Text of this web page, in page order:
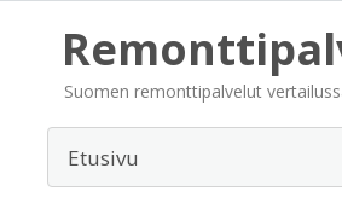
Suomen remonttipalvelut